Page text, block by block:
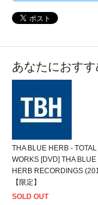
あなたにおす
THA BLUE HERB - TOTAL
WORKS [DVD] THA BLUE
HERB RECORDINGS
【限定】
SOLD OUT